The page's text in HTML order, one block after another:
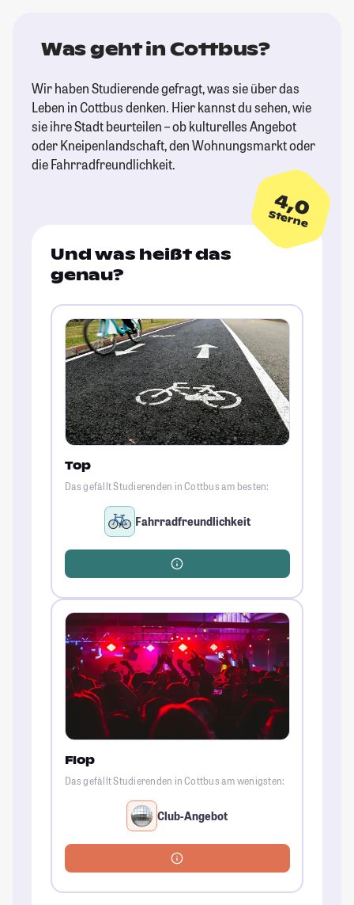
Was geht in Cottbus?
Wir haben Studierende gefragt, was sie über das
Leben in Cottbus denken. Hier kannst du sehen, wie
sie ihre Stadt beurteilen – ob kulturelles Angebot
oder Kneipenlandschaft, den Wohnungsmarkt oder
die Fahrradfreundlichkeit.
4,0
Sterne
Und was heißt das
genau?
Top
Das gefällt Studierenden in Cottbus am besten:
Fahrradfreundlichkeit
Flop
Das gefällt Studierenden in Cottbus am wenigsten:
Club-Angebot